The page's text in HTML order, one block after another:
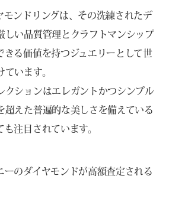
モンドリングは、その洗練されたデ
しい品質管理とクラフトマンシップ
きる価値を持つジュエリーとして世
います。
クションはエレガントかつシンプル
超えた普遍的な美しさを備えている
注目されています。
ーのダイヤモンドが高額査定される